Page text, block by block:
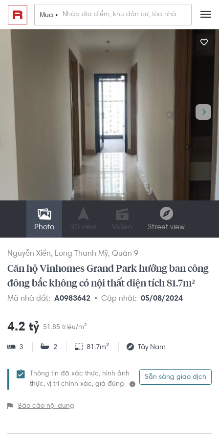
Mua •
Photo 3D view Video Street view
Nguyễn Xiển Long Thạnh Mỹ Quận 9
Căn hộ Vinhomes Grand Park hướng ban công
đông bắc không có nội thất diện tích 81.7m²
Mã nhà đất: A0983642 Cập nhật: 05/08/2024
4.2 tỷ 51.85 triệu/m²
3 2 81.7m² Tây Nam
Thông tin đã xác thực, hình ảnh
thực, vị trí chính xác, giá đúng
Sẵn sàng giao dịch
Báo cáo nội dung